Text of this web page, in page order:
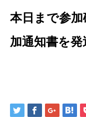
本日まで参
加通知書を発